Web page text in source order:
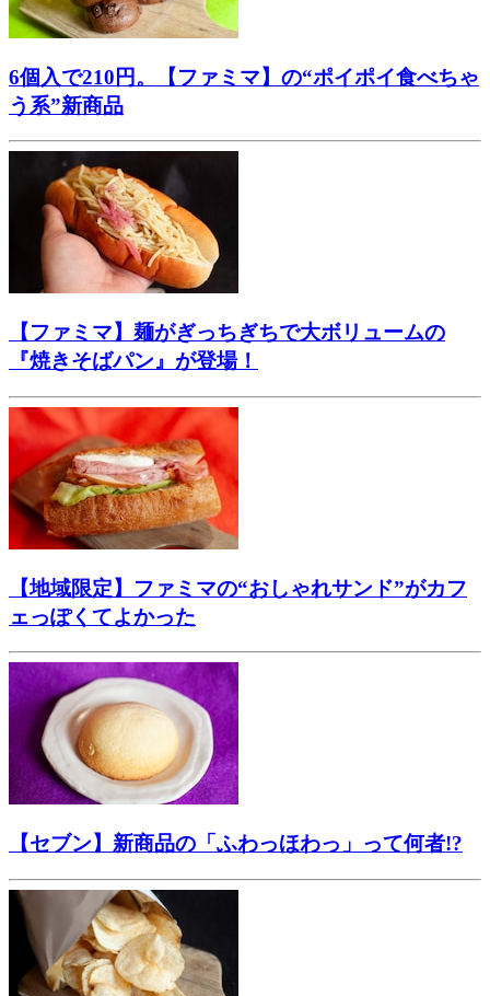
6個入で210円。【ファミマ】の“ポイポイ食べちゃ
う系”新商品
【ファミマ】麺がぎっちぎちで大ボリュームの
『焼きそばパン』が登場！
【地域限定】ファミマの“おしゃれサンド”がカフ
ェっぽくてよかった
【セブン】新商品の「ふわっほわっ」って何者!?